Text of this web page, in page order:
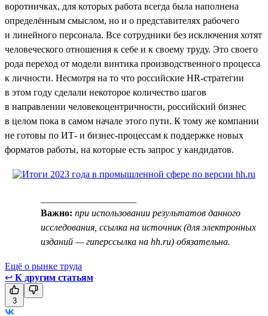
воротничках, для которых работа всегда была наполнена
определённым смыслом, но и о представителях рабочего
и линейного персонала. Все сотрудники без исключения хотят
человеческого отношения к себе и к своему труду. Это своего
рода переход от модели винтика производственного процесса
к личности. Несмотря на то что российские HR-стратегии
в этом году сделали некоторое количество шагов
в направлении человекоцентричности, российский бизнес
в целом пока в самом начале этого пути. К тому же компании
не готовы по ИТ- и бизнес-процессам к поддержке новых
форматов работы, на которые есть запрос у кандидатов.
Важно: при использовании результатов данного
исследования, ссылка на источник (для электронных
изданий — гиперссылка на hh.ru) обязательна.
Ещё о рынке труда
↩ К другим статьям
3